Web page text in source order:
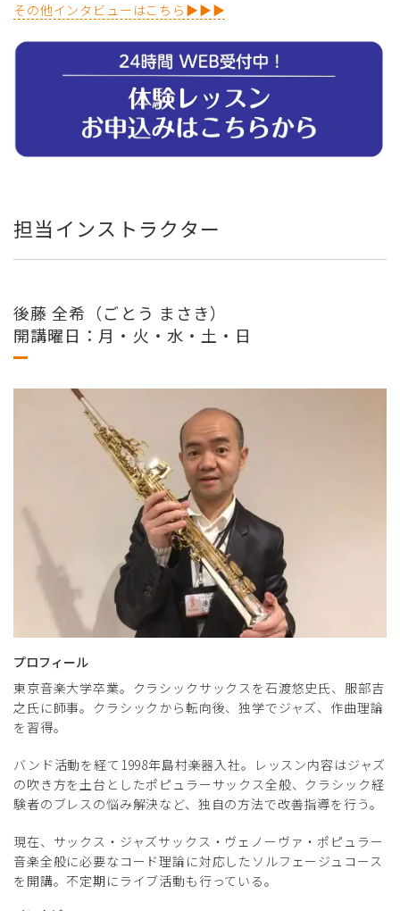
その他インタビューはこちら▶▶▶
担当インストラクター
後藤 全希（ごとう まさき）
開講曜日：月・火・水・土・日
プロフィール
東京音楽大学卒業。クラシックサックスを石渡悠史氏、服部吉
之氏に師事。クラシックから転向後、独学でジャズ、作曲理論
を習得。
バンド活動を経て1998年島村楽器入社。レッスン内容はジャズ
の吹き方を土台としたポピュラーサックス全般、クラシック経
験者のブレスの悩み解決など、独自の方法で改善指導を行う。
現在、サックス・ジャズサックス・ヴェノーヴァ・ポピュラー
音楽全般に必要なコード理論に対応したソルフェージュコース
を開講。不定期にライブ活動も行っている。